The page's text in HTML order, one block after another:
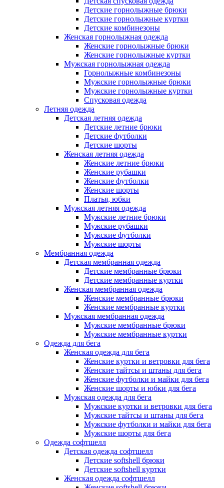
Детские горнолыжные брюки
Детские горнолыжные куртки
Детские комбинезоны
Женская горнолыжная одежда
Женские горнолыжные брюки
Женские горнолыжные куртки
Мужская горнолыжная одежда
Горнолыжные комбинезоны
Мужские горнолыжные брюки
Мужские горнолыжные куртки
Спусковая одежда
Летняя одежда
Детская летняя одежда
Детские летние брюки
Детские футболки
Детские шорты
Женская летняя одежда
Женские летние брюки
Женские рубашки
Женские футболки
Женские шорты
Платья, юбки
Мужская летняя одежда
Мужские летние брюки
Мужские рубашки
Мужские футболки
Мужские шорты
Мембранная одежда
Детская мембранная одежда
Детские мембранные брюки
Детские мембранные куртки
Женская мембранная одежда
Женские мембранные брюки
Женские мембранные куртки
Мужская мембранная одежда
Мужские мембранные брюки
Мужские мембранные куртки
Одежда для бега
Женская одежда для бега
Женские куртки и ветровки для бега
Женские тайтсы и штаны для бега
Женские футболки и майки для бега
Женские шорты и юбки для бега
Мужская одежда для бега
Мужские куртки и ветровки для бега
Мужские тайтсы и штаны для бега
Мужские футболки и майки для бега
Мужские шорты для бега
Одежда софтшелл
Детская одежда софтшелл
Детские softshell брюки
Детские softshell куртки
Женская одежда софтшелл